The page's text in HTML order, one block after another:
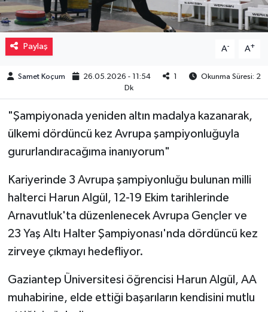
Paylaş A- A+
Samet Koçum 26.05.2026 - 11:54 1
Okunma Süresi: 2
Dk
"Şampiyonada yeniden altın madalya kazanarak,
ülkemi dördüncü kez Avrupa şampiyonluğuyla
gururlandıracağıma inanıyorum"
Kariyerinde 3 Avrupa şampiyonluğu bulunan milli
halterci Harun Algül, 12-19 Ekim tarihlerinde
Arnavutluk'ta düzenlenecek Avrupa Gençler ve
23 Yaş Altı Halter Şampiyonası'nda dördüncü kez
zirveye çıkmayı hedefliyor.
Gaziantep Üniversitesi öğrencisi Harun Algül, AA
muhabirine, elde ettiği başarıların kendisini mutlu
Resmi İlanlar
Sağlık
Sinemalar
Siyaset
Türkiye
Video Haber
Yeme-İçme